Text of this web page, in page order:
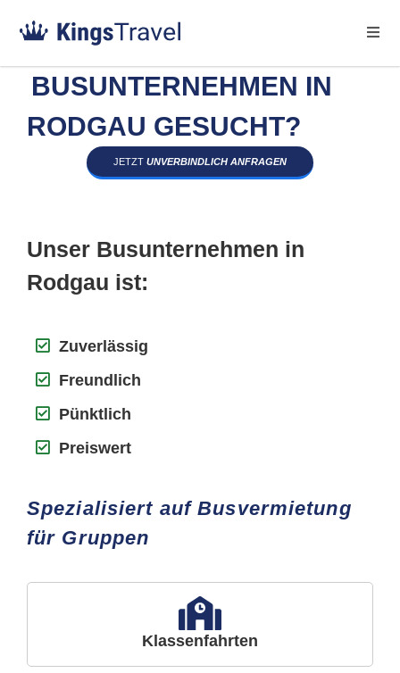
BUSUNTERNEHMEN IN
RODGAU GESUCHT?
JETZT UNVERBINDLICH ANFRAGEN
Unser Busunternehmen in
Rodgau ist:
Zuverlässig
Freundlich
Pünktlich
Preiswert
Spezialisiert auf Busvermietung
für Gruppen
Klassenfahrten